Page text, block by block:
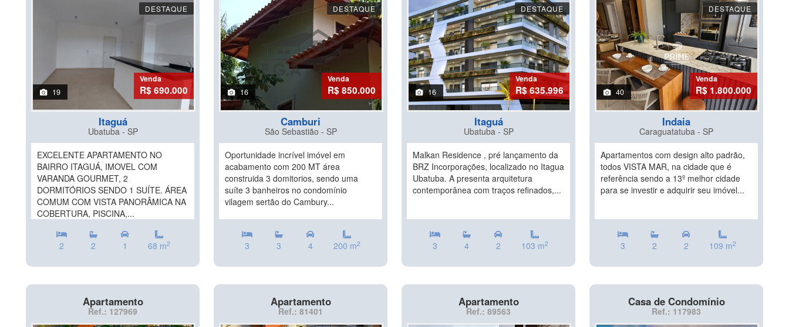
DESTAQUE
19
Venda
R$ 690.000
Itaguá
Ubatuba - SP
EXCELENTE APARTAMENTO NO
BAIRRO ITAGUÁ, IMOVEL COM
VARANDA GOURMET, 2
DORMITÓRIOS SENDO 1 SUÍTE. ÁREA
COMUM COM VISTA PANORÂMICA NA
COBERTURA, PISCINA,...
2 2 1 68 m2
DESTAQUE
16
Venda
R$ 850.000
Camburi
São Sebastião - SP
Oportunidade incrível imóvel em
acabamento com 200 MT área
construida 3 domitorios, sendo uma
suíte 3 banheiros no condomínio
vilagem sertão do Cambury...
3 3 4 200 m2
DESTAQUE
16
Venda
R$ 635.996
Itaguá
Ubatuba - SP
Malkan Residence , pré lançamento da
BRZ Incorporações, localizado no Itagua
Ubatuba. A presenta arquitetura
contemporânea com traços refinados,...
3 4 2 103 m2
DESTAQUE
40
Venda
R$ 1.800.000
Indaia
Caraguatatuba - SP
Apartamentos com design alto padrão,
todos VISTA MAR, na cidade que é
referência sendo a 13º melhor cidade
para se investir e adquirir seu imóvel...
3 2 2 109 m2
Apartamento
Ref.: 127969
Apartamento
Ref.: 81401
Apartamento
Ref.: 89563
Casa de Condomínio
Ref.: 117983